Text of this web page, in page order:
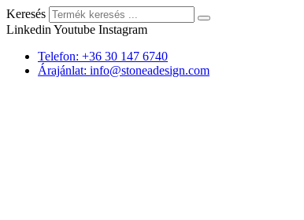
Keresés
Linkedin Youtube Instagram
Telefon: +36 30 147 6740
Árajánlat: info@stoneadesign.com